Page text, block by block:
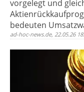
vorgelegt und
bedeuten
ad-hoc-news.de, 22.05.26